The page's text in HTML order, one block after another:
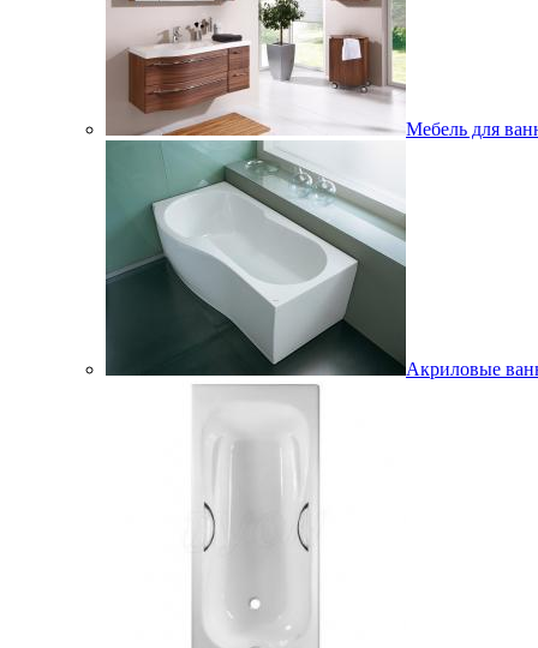
Мебель для
Акриловые